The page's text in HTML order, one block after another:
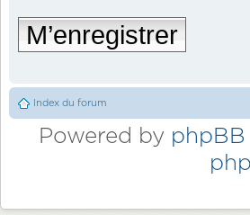
M’enregistrer
Index du forum
Powered by phpBB